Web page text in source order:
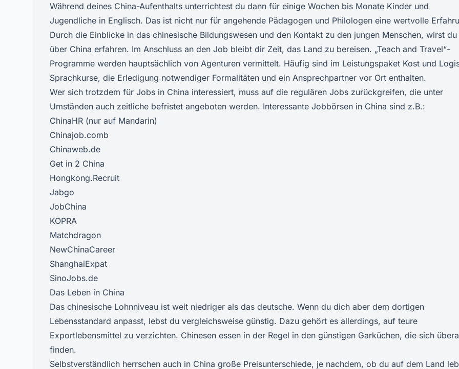
Während deines China-Aufenthalts unterrichtest du dann für einige Wochen bis Monate Kinder und
Jugendliche in Englisch. Das ist nicht nur für angehende Pädagogen und Philologen eine wertvolle
Durch die Einblicke in das chinesische Bildungswesen und den Kontakt zu den jungen Menschen, wirst du
über China erfahren. Im Anschluss an den Job bleibt dir Zeit, das Land zu bereisen. „Teach and Travel“-
Programme werden hauptsächlich von Agenturen vermittelt. Häufig sind im Leistungspaket Kost und
Sprachkurse, die Erledigung notwendiger Formalitäten und ein Ansprechpartner vor Ort enthalten.
Wer sich trotzdem für Jobs in China interessiert, muss auf die regulären Jobs zurückgreifen, die unter
Umständen auch zeitliche befristet angeboten werden. Interessante Jobbörsen in China sind z.B.:
ChinaHR (nur auf Mandarin)
Chinajob.comb
Chinaweb.de
Get in 2 China
Hongkong.Recruit
Jabgo
JobChina
KOPRA
Matchdragon
NewChinaCareer
ShanghaiExpat
SinoJobs.de
Das Leben in China
Das chinesische Lohnniveau ist weit niedriger als das deutsche. Wenn du dich aber dem dortigen
Lebensstandard anpasst, lebst du vergleichsweise günstig. Dazu gehört es allerdings, auf teure
Exportlebensmittel zu verzichten. Chinesen essen in der Regel in den günstigen Garküchen, die sich
finden.
Selbstverständlich herrschen auch in China große Preisunterschiede, je nachdem, ob du auf dem Land